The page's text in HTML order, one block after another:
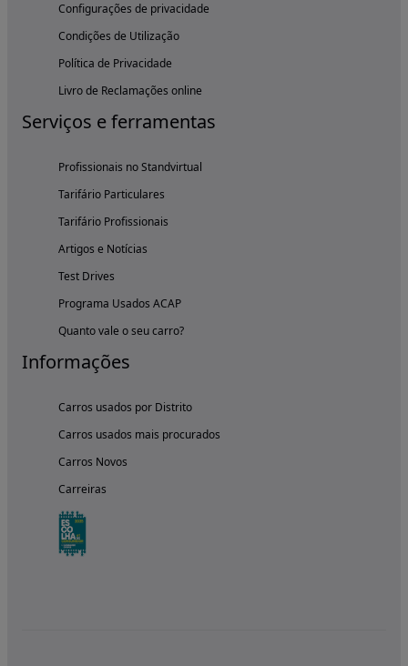
Configurações de privacidade
Condições de Utilização
Política de Privacidade
Livro de Reclamações online
Serviços e ferramentas
Profissionais no Standvirtual
Tarifário Particulares
Tarifário Profissionais
Artigos e Notícias
Test Drives
Programa Usados ACAP
Quanto vale o seu carro?
Informações
Carros usados por Distrito
Carros usados mais procurados
Carros Novos
Carreiras